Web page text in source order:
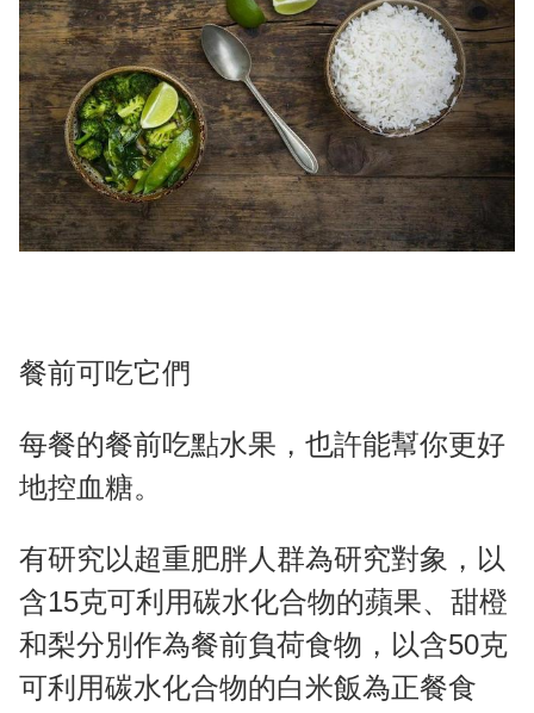
餐前可吃它們
每餐的餐前吃點水果，也許能幫你更好
地控血糖。
有研究以超重肥胖人群為研究對象，以
含15克可利用碳水化合物的蘋果、甜橙
和梨分別作為餐前負荷食物，以含50克
可利用碳水化合物的白米飯為正餐食